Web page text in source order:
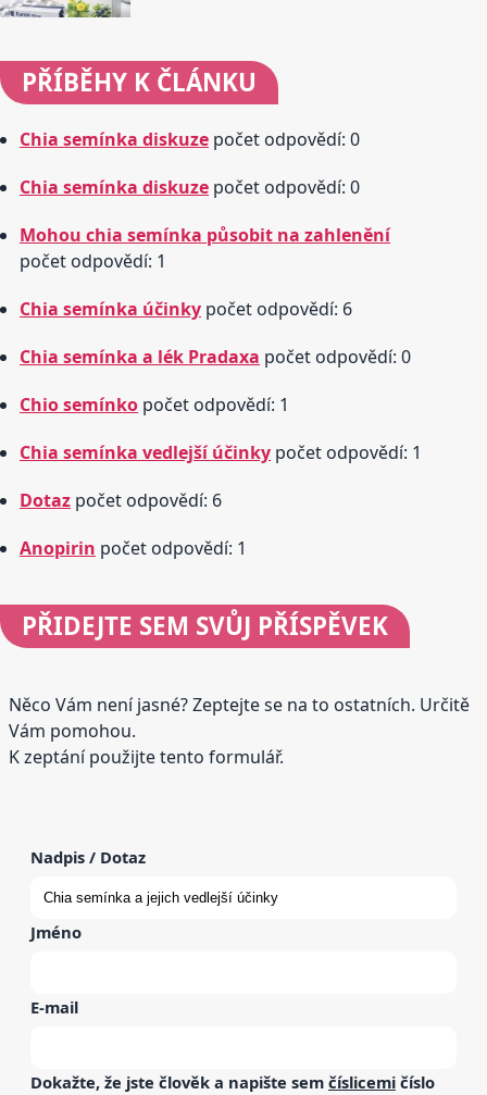
PŘÍBĚHY K ČLÁNKU
Chia semínka diskuze počet odpovědí: 0
Chia semínka diskuze počet odpovědí: 0
Mohou chia semínka působit na zahlenění
počet odpovědí: 1
Chia semínka účinky počet odpovědí: 6
Chia semínka a lék Pradaxa počet odpovědí: 0
Chio semínko počet odpovědí: 1
Chia semínka vedlejší účinky počet odpovědí: 1
Dotaz počet odpovědí: 6
Anopirin počet odpovědí: 1
PŘIDEJTE SEM SVŮJ PŘÍSPĚVEK
Něco Vám není jasné? Zeptejte se na to ostatních. Určitě
Vám pomohou.
K zeptání použijte tento formulář.
Nadpis / Dotaz
Jméno
E-mail
Dokažte, že jste člověk a napište sem číslicemi číslo